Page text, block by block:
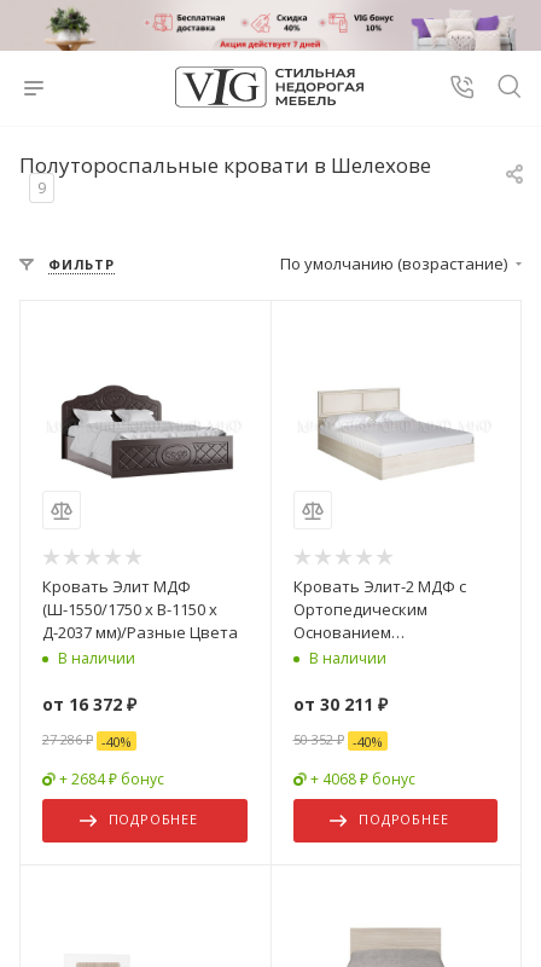
Полутороспальные кровати в Шелехове
9
ФИЛЬТР По умолчанию (возрастание)
Кровать Элит МДФ
(Ш-1550/1750 х В-1150 х
Д-2037 мм)/Разные Цвета
В наличии
от 16 372 ₽
27 286 ₽ -40%
+ 2684 ₽ бонус
ПОДРОБНЕЕ
Кровать Элит-2 МДФ с
Ортопедическим
Основанием
(Ш-1200/1400/1600 х В-1000
В наличии
от 30 211 ₽
50 352 ₽ -40%
+ 4068 ₽ бонус
ПОДРОБНЕЕ